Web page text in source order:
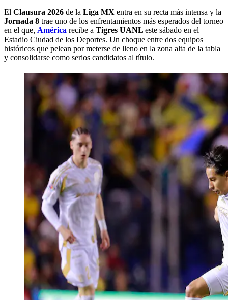
El Clausura 2026 de la Liga MX entra en su recta más intensa y la
Jornada 8 trae uno de los enfrentamientos más esperados del torneo
en el que, América recibe a Tigres UANL este sábado en el
Estadio Ciudad de los Deportes. Un choque entre dos equipos
históricos que pelean por meterse de lleno en la zona alta de la tabla
y consolidarse como serios candidatos al título.